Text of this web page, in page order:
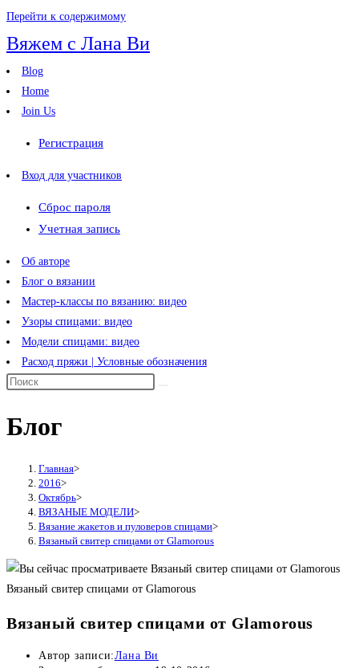
Перейти к содержимому
Вяжем с Лана Ви
Blog
Home
Join Us
Регистрация
Вход для участников
Сброс пароля
Учетная запись
Об авторе
Блог о вязании
Мастер-классы по вязанию: видео
Узоры спицами: видео
Модели спицами: видео
Расход пряжи | Условные обозначения
Блог
Главная>
2016>
Октябрь>
ВЯЗАНЫЕ МОДЕЛИ>
Вязание жакетов и пуловеров спицами>
Вязаный свитер спицами от Glamorous
Вязаный свитер спицами от Glamorous
Вязаный свитер спицами от Glamorous
Автор записи:Лана Ви